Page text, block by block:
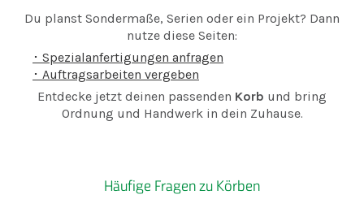
Du planst Sondermaße, Serien oder ein Projekt? Dann
nutze diese Seiten:
･ Spezialanfertigungen anfragen
･ Auftragsarbeiten vergeben
Entdecke jetzt deinen passenden Korb und bring
Ordnung und Handwerk in dein Zuhause.
Häufige Fragen zu Körben